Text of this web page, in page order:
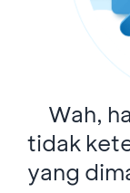
Wah,
tidak
yang